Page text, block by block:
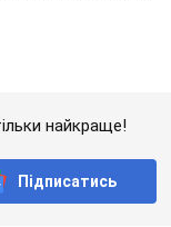
найкраще!
Підписатись